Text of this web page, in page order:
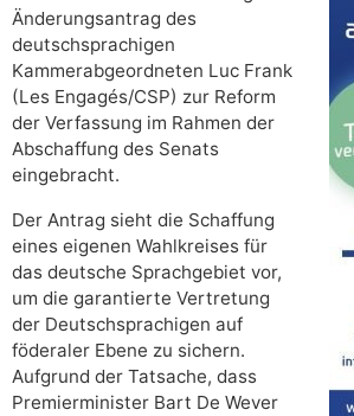
Änderungsantrag des
deutschsprachigen
Kammerabgeordneten Luc Frank
(Les Engagés/CSP) zur Reform
der Verfassung im Rahmen der
Abschaffung des Senats
eingebracht.
Der Antrag sieht die Schaffung
eines eigenen Wahlkreises für
das deutsche Sprachgebiet vor,
um die garantierte Vertretung
der Deutschsprachigen auf
föderaler Ebene zu sichern.
Aufgrund der Tatsache, dass
Premierminister Bart De Wever